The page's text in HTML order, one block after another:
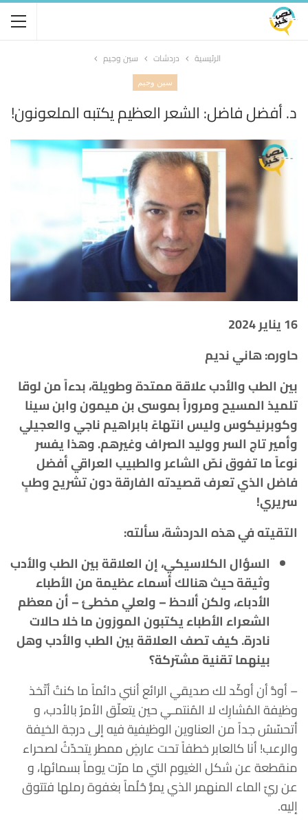
الرئيسية دردشات سين وجيم
سين وجيم
د. أفضل فاضل: الشعر العظيم يكتبه الملعونون!
16 يناير 2024
حاوره: هاني نديم
بين الطب والأدب علاقة ممتدة وطويلة، بدءاً من لوقا
تلميذ المسيح ومروراً بموسى بن ميمون وابن سينا
وكوبرنيكوس وليس انتهاءً بابراهيم ناجي والعجيلي
وأمير تاج السر ووليد الصراف وغيرهم. وهذا يفسر
نوعاً ما تفوق نصّ الشاعر والطبيب العراقي أفضل
فاضل الذي تعرف قصيدته الفارقة دون تشريح وطبٍ
سريري!
التقيته في هذه الدردشة، سألته:
السؤال الكلاسيكي، إن العلاقة بين الطب والأدب
وثيقة حيث هنالك أسماء عظيمة من الأطباء
الأدباء، ولكن ألاحظ – ولعلي مخطئ – أن معظم
الشعراء الأطباء يكتبون الموزون ما خلا حالات
نادرة. كيف تصف العلاقة بين الطب والأدب وهل
بينهما تقنية مشتركة؟
– أودُّ أن أوكّد لك صديقي الرائع أنني دائماً ما كنتُ أتّخذ
وظيفة المُشارِك لا المُنتمـي حين يتعلّق الأمرُ بالأدب، و
أتحسّسُ جداً من العناوين الوظيفية فيه إلى درجة الخيفة
والرعب! أنا كالعابر خطفاً تحت عارضٍ ممطر يتحدّثُ لصحراء
منقطعة عن شكل الغيوم التي ما مرّت يوماً بسمائها، و
عن ريّ الماء المنهمر الذي يمرُّ حُلُماً بغفوة رملها فتتوق
إليه.